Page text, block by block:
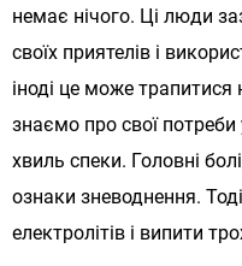
немає нічого. Ці люди
своїх приятелів і
іноді це може
знаємо про свої потреби
хвиль спеки. Головні
ознаки зневоднення.
електролітів і випити